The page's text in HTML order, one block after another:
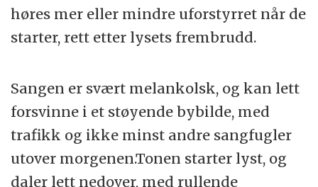
høres mer eller mindre uforstyrret når de
starter, rett etter lysets frembrudd.
Sangen er svært melankolsk, og kan lett
forsvinne i et støyende bybilde, med
trafikk og ikke minst andre sangfugler
utover morgenen.Tonen starter lyst, og
daler lett nedover, med rullende